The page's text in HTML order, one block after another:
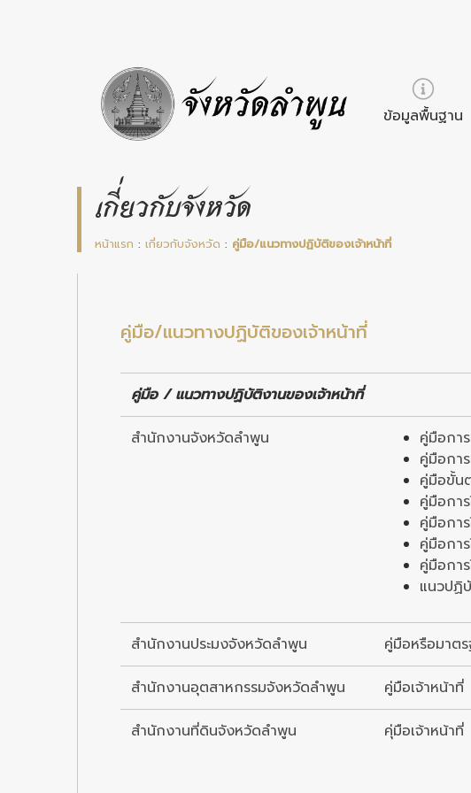
ข้อมูลพื้นฐาน
เกี่ยวกับจังหวัด
หน้าแรก : เกี่ยวกับจังหวัด : คู่มือ/แนวทางปฏิบัติของเจ้าหน้าที่
คู่มือ/แนวทางปฏิบัติของเจ้าหน้าที่
คู่มือ / แนวทางปฏิบัติงานของเจ้าหน้าที่
สำนักงานจังหวัดลำพูน
คู่มือกา
คู่มือกา
คู่มือขั้น
คู่มือกา
คู่มือกา
คู่มือกา
คู่มือกา
แนวปฏิ
สำนักงานประมงจังหวัดลำพูน คู่มือหรือมาต
สำนักงานอุตสาหกรรมจังหวัดลำพูน คู่มือเจ้าหน้าที่
สำนักงานที่ดินจังหวัดลำพูน คุ่มือเจ้าหน้าที่